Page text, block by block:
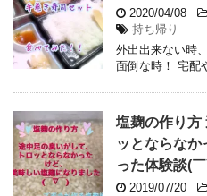
2020/04/08
持ち帰り
外出出来ない時
面倒な時！ 宅配
塩麹の作り方
ッとならなか
った体験談(
2019/07/20